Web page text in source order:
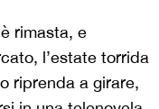
rimasta, e
l’estate torrida
riprenda a girare,